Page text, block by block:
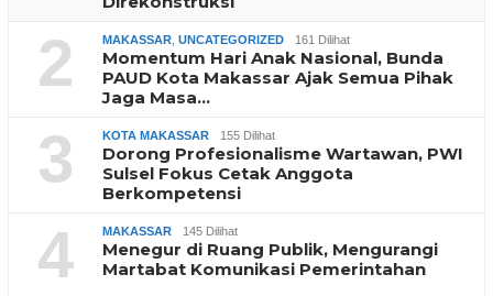
2 MAKASSAR UNCATEGORIZED 161 Dilihat
Momentum Hari Anak Nasional, Bunda
PAUD Kota Makassar Ajak Semua Pihak
Jaga Masa…
3 KOTA MAKASSAR 155 Dilihat
Dorong Profesionalisme Wartawan, PWI
Sulsel Fokus Cetak Anggota
Berkompetensi
4 MAKASSAR 145 Dilihat
Menegur di Ruang Publik, Mengurangi
Martabat Komunikasi Pemerintahan